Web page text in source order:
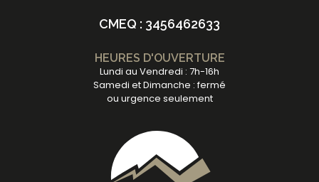
CMEQ : 3456462633
HEURES D'OUVERTURE
Lundi au Vendredi : 7h-16h
Samedi et Dimanche : fermé
ou urgence seulement